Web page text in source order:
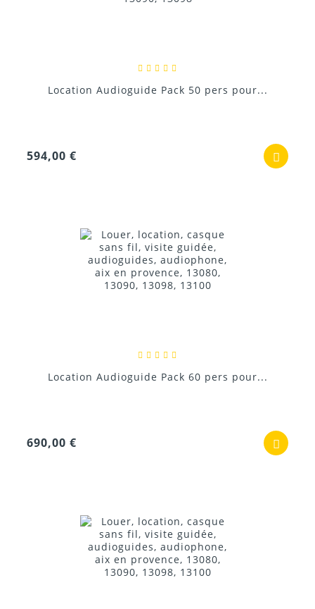
Location Audioguide Pack 50 pers pour...
594,00 €
Location Audioguide Pack 60 pers pour...
690,00 €